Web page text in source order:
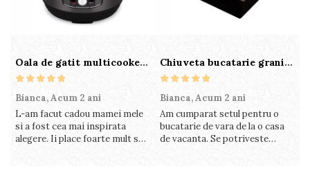
Oala de gatit multicooker 11 functii Instant Pot Pro Crisp 8 + Air Fryer 7.6 lt
Bianca,Acum 2 ani
L-am facut cadou mamei mele
si a fost cea mai inspirata
alegere. Ii place foarte mult sa
Chiuveta bucatarie granit cu finisaj negru perlat/cupru Steingran Art Copper cu dozator si baterie Quadron
Bianca,Acum 2 ani
Am cumparat setul pentru o
bucatarie de vara de la o casa
de vacanta. Se potriveste